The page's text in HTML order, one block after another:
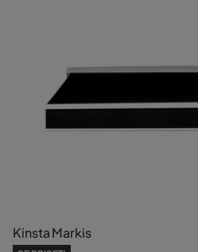
Kinsta Markis